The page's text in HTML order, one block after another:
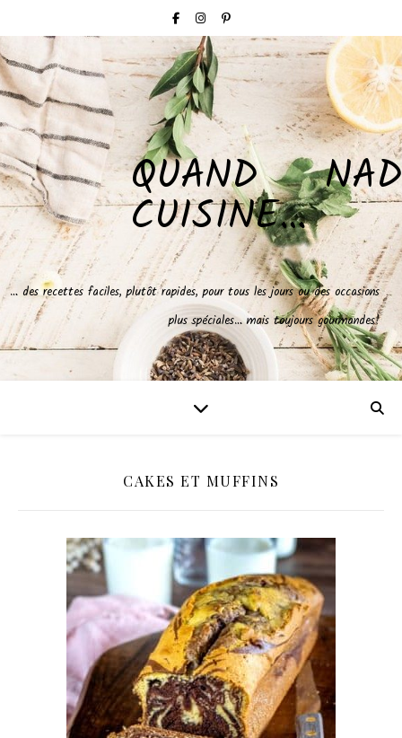
QUAND NAD
CUISINE…
… des recettes faciles, plutôt rapides, pour tous les jours ou des occasions
plus spéciales… mais toujours gourmandes!
CAKES ET MUFFINS